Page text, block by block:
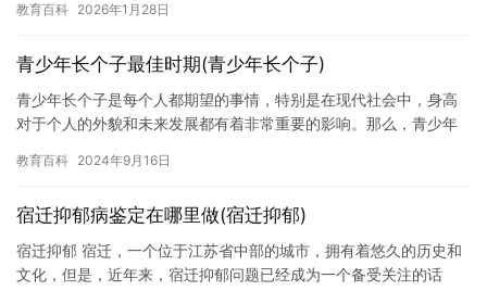
们也知…
教育百科 2026年1月28日
青少年长个子最佳时期(青少年长个子)
青少年长个子是每个人都期望的事情，特别是在现代社会中，身高
对于个人的外貌和未来发展都有着非常重要的影响。那么，青少年
少年…
教育百科 2024年9月16日
宿迁抑郁病鉴定在哪里做(宿迁抑郁)
宿迁抑郁 宿迁，一个位于江苏省中部的城市，拥有着悠久的历史和
文化，但是，近年来，宿迁抑郁问题已经成为一个备受关注的话